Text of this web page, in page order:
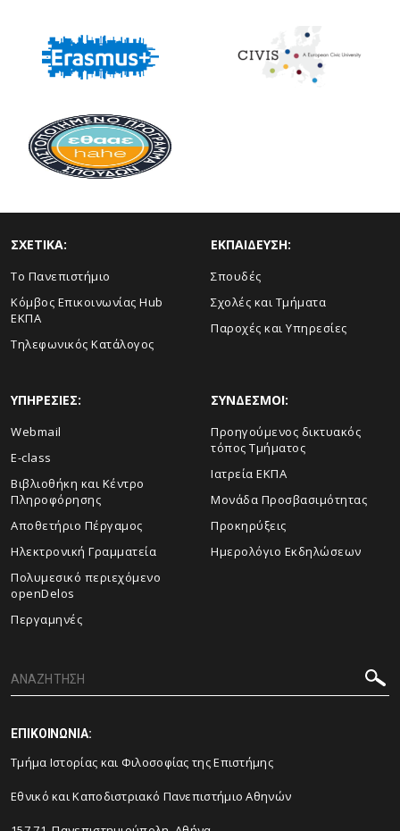
ΣΧΕΤΙΚΑ:
Το Πανεπιστήμιο
Κόμβος Επικοινωνίας Hub
ΕΚΠΑ
Τηλεφωνικός Κατάλογος
ΕΚΠΑΙΔΕΥΣΗ:
Σπουδές
Σχολές και Τμήματα
Παροχές και Υπηρεσίες
ΥΠΗΡΕΣΙΕΣ:
Webmail
E-class
Βιβλιοθήκη και Κέντρο
Πληροφόρησης
Αποθετήριο Πέργαμος
Ηλεκτρονική Γραμματεία
Πολυμεσικό περιεχόμενο
openDelos
Περγαμηνές
ΣΥΝΔΕΣΜΟΙ:
Προηγούμενος δικτυακός
τόπος Τμήματος
Ιατρεία ΕΚΠΑ
Μονάδα Προσβασιμότητας
Προκηρύξεις
Ημερολόγιο Εκδηλώσεων
ΕΠΙΚΟΙΝΩΝΙΑ:
Τμήμα Ιστορίας και Φιλοσοφίας της Επιστήμης
Εθνικό και Καποδιστριακό Πανεπιστήμιο Αθηνών